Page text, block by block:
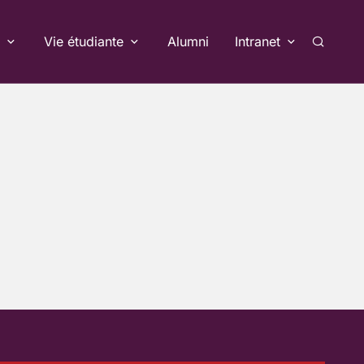
Vie étudiante Alumni Intranet